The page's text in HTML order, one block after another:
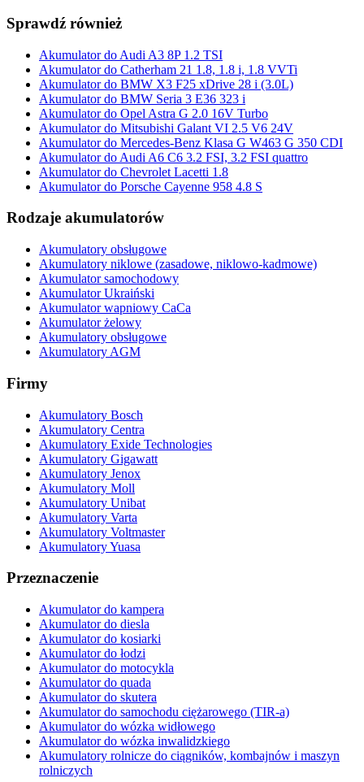
Sprawdź również
Akumulator do Audi A3 8P 1.2 TSI
Akumulator do Catherham 21 1.8, 1.8 i, 1.8 VVTi
Akumulator do BMW X3 F25 xDrive 28 i (3.0L)
Akumulator do BMW Seria 3 E36 323 i
Akumulator do Opel Astra G 2.0 16V Turbo
Akumulator do Mitsubishi Galant VI 2.5 V6 24V
Akumulator do Mercedes-Benz Klasa G W463 G 350 CDI
Akumulator do Audi A6 C6 3.2 FSI, 3.2 FSI quattro
Akumulator do Chevrolet Lacetti 1.8
Akumulator do Porsche Cayenne 958 4.8 S
Rodzaje akumulatorów
Akumulatory obsługowe
Akumulatory niklowe (zasadowe, niklowo-kadmowe)
Akumulator samochodowy
Akumulator Ukraiński
Akumulator wapniowy CaCa
Akumulator żelowy
Akumulatory obsługowe
Akumulatory AGM
Firmy
Akumulatory Bosch
Akumulatory Centra
Akumulatory Exide Technologies
Akumulatory Gigawatt
Akumulatory Jenox
Akumulatory Moll
Akumulatory Unibat
Akumulatory Varta
Akumulatory Voltmaster
Akumulatory Yuasa
Przeznaczenie
Akumulator do kampera
Akumulator do diesla
Akumulator do kosiarki
Akumulator do łodzi
Akumulator do motocykla
Akumulator do quada
Akumulator do skutera
Akumulator do samochodu ciężarowego (TIR-a)
Akumulator do wózka widłowego
Akumulator do wózka inwalidzkiego
Akumulatory rolnicze do ciągników, kombajnów i maszyn
rolniczych